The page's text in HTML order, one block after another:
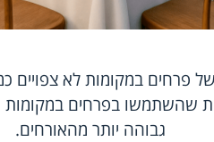
פרחים במקומות לא צפויים
שהשתמשו בפרחים במקומות
גבוהה יותר מהאורחים.